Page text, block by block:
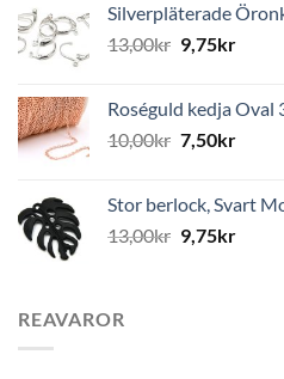
Silverpläterade
13,00kr 9,75kr
Roséguld kedja Oval
10,00kr 7,50kr
Stor berlock, Svart
13,00kr 9,75kr
REAVAROR